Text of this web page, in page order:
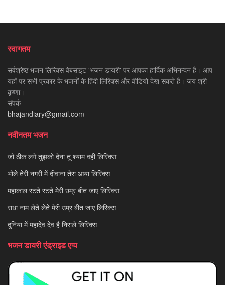
स्वागतम
सर्वश्रेष्ठ भजन लिरिक्स वेबसाइट 'भजन डायरी' पर आपका हार्दिक अभिनन्दन है। आप
यहाँ पर सभी प्रकार के भजनों के हिंदी लिरिक्स और वीडियो देख सकते है। जय श्री
कृष्णा।
संपर्क -
bhajandiary@gmail.com
नवीनतम भजन
जो ठीक लगे तुझको देना तू श्याम वही लिरिक्स
भोले तेरी नगरी में दीवाना तेरा आया लिरिक्स
महाकाल रटते रटते मेरी उम्र बीत जाए लिरिक्स
राधा नाम लेते लेते मेरी उम्र बीत जाए लिरिक्स
दुनिया में महादेव देव है निराले लिरिक्स
भजन डायरी एंड्राइड एप्प